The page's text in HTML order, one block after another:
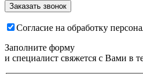
Согласие на обработку
Заполните форму
и специалист свяжется с Вами в